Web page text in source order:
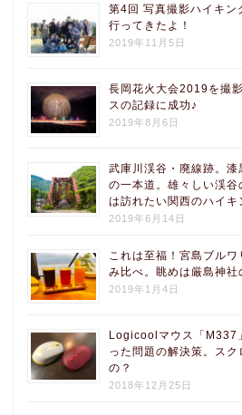
第4回 写真撮影ハイキン
行ってきたよ！
2019年11月5日
長岡花火大会2019を撮
スの記録に成功♪
2019年8月6日
武庫川渓谷・廃線跡。
の一本道。雄々しい渓
は訪れたい関西のハイキ
2019年6月14日
これは至福！宮島ブル
み比べ。眺めは厳島神社
2019年1月4日
Logicoolマウス「M337
った問題の解決策。ス
の？
2018年12月25日